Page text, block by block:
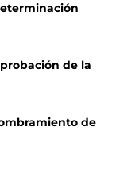
de la
de